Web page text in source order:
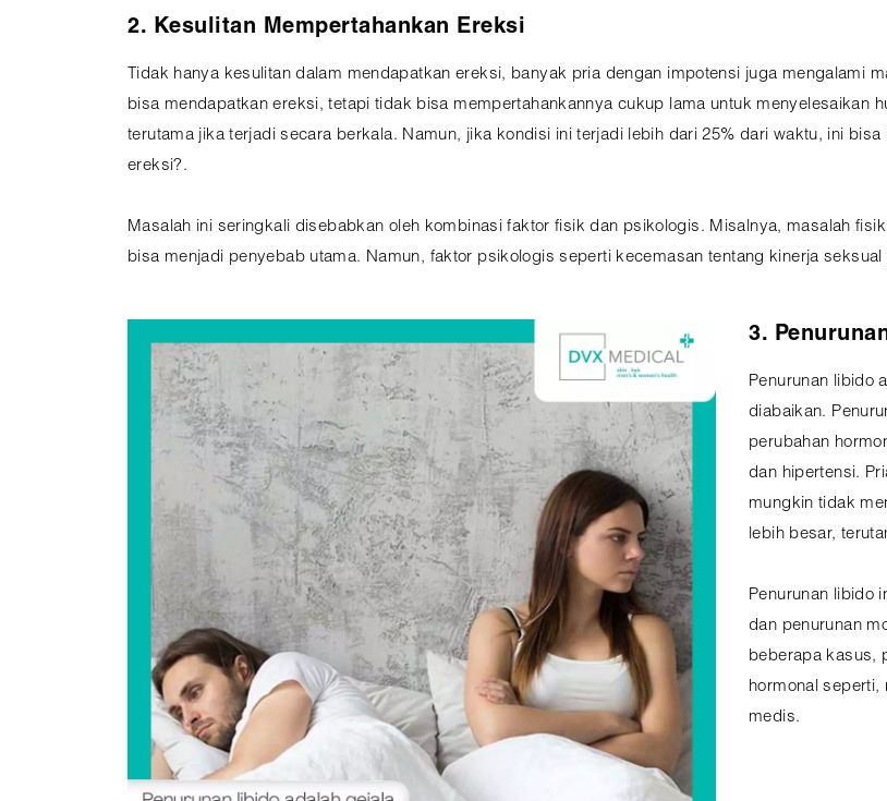
2. Kesulitan Mempertahankan Ereksi
Tidak hanya kesulitan dalam mendapatkan ereksi, banyak pria dengan impotensi juga mengalami
bisa mendapatkan ereksi, tetapi tidak bisa mempertahankannya cukup lama untuk menyelesaikan
terutama jika terjadi secara berkala. Namun, jika kondisi ini terjadi lebih dari 25% dari waktu, ini
ereksi?.
Masalah ini seringkali disebabkan oleh kombinasi faktor fisik dan psikologis. Misalnya, masalah
bisa menjadi penyebab utama. Namun, faktor psikologis seperti kecemasan tentang kinerja
3.
Penurunan libido
diabaikan.
perubahan
dan hipertensi.
mungkin tidak
lebih besar,
Penurunan libido
dan penurunan
beberapa kasus,
hormonal
medis.